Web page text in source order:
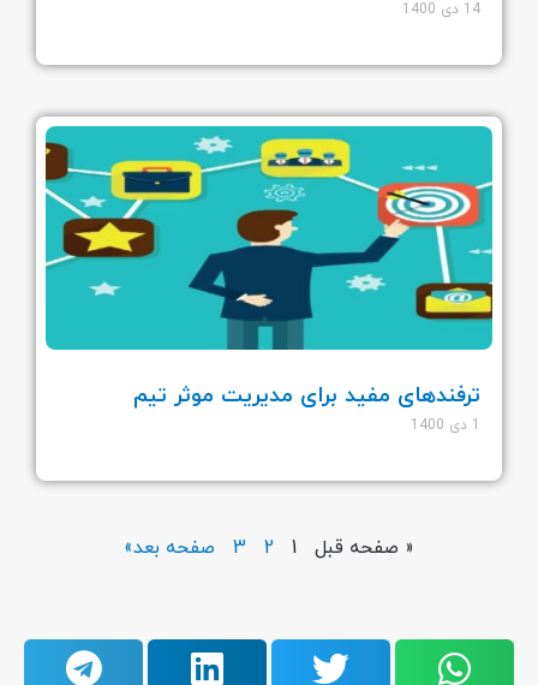
14 دی 1400
ترفندهای مفید برای مدیریت موثر تیم
« صفحه قبل 2
3 صفحه بعد»